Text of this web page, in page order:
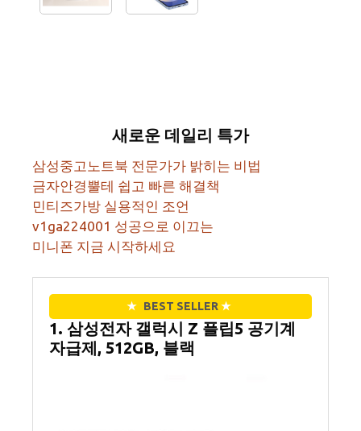
새로운 데일리 특가
삼성중고노트북 전문가가 밝히는 비법
금자안경뿔테 쉽고 빠른 해결책
민티즈가방 실용적인 조언
v1ga224001 성공으로 이끄는
미니폰 지금 시작하세요
★ BEST SELLER ★
1. 삼성전자 갤럭시 Z 플립5 공기계
자급제, 512GB, 블랙